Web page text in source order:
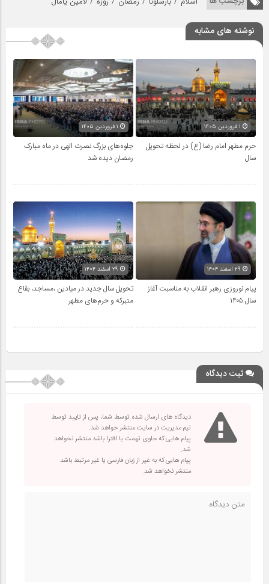
نوشته های مشابه
حرم مطهر امام رضا (ع) در لحظه تحویل
سال
جلوه‌های بزرگ نصرت الهی در ماه مبارک
رمضان دیده شد
پیام نوروزی رهبر انقلاب به مناسبت آغاز
سال ۱۴۰۵
تحویل سال‌ جدید در میادین ،مساجد، بقاع
متبرکه‌ و حرم‌های‌ مطهر
ثبت دیدگاه
دیدگاه های ارسال شده توسط شما، پس از تایید توسط
تیم مدیریت در سایت منتشر خواهد شد.
پیام هایی که حاوی تهمت یا افترا باشد منتشر نخواهد
شد.
پیام هایی که به غیر از زبان فارسی یا غیر مرتبط باشد
منتشر نخواهد شد.